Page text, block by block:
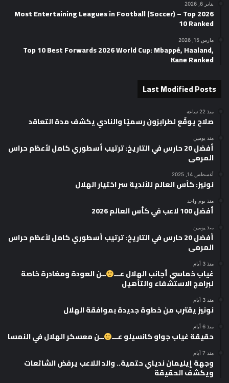
يناير 6, 2026
2026 Most Entertaining Leagues in Football (Soccer) – Top
10 Ranked
مارس 15, 2026
Top 10 Best Forwards 2026 World Cup: Mbappé, Haaland,
Kane Ranked
Last Modified Posts
منذ 22 ساعة
صلاح يوقّع لطرابزون رسميًا والنادي يكشف مدة التعاقد
منذ يومين
أفضل 20 حارس في التاريخ: ترتيب أسطوري كامل لأعظم حراس
المرمى
أغسطس 14, 2025
نونيز: كأس العالم للأندية سر اختيار الهلال
منذ يوم واحد
أفضل 100 لاعب في كأس العالم 2026
منذ يومين
أفضل 20 حارس في التاريخ: ترتيب أسطوري كامل لأعظم حراس
المرمى
منذ 3 أيام
غياب خماسي أجانب الهلال عـــ ــن العودة ومغادرة خاصة
لبرامج الاستشفاء والتأهيل
منذ 3 أيام
نونيز يقترب من خطوة جديدة بموافقة الهلال
منذ 6 أيام
حقيقة غياب جواو كانسيلو عـــ ــن معسكر الهلال في النمسا
منذ 7 أيام
وجهة إيليمان ندياي حتمية.. والد اللاعب يرفض الشائعات
ويكشف الحقيقة